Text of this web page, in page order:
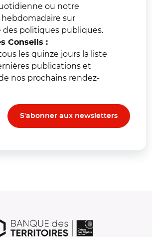
ou notre
sur
des politiques publiques.
Conseils :
les quinze jours la liste
publications et
nos prochains rendez-
S'abonner aux newsletters